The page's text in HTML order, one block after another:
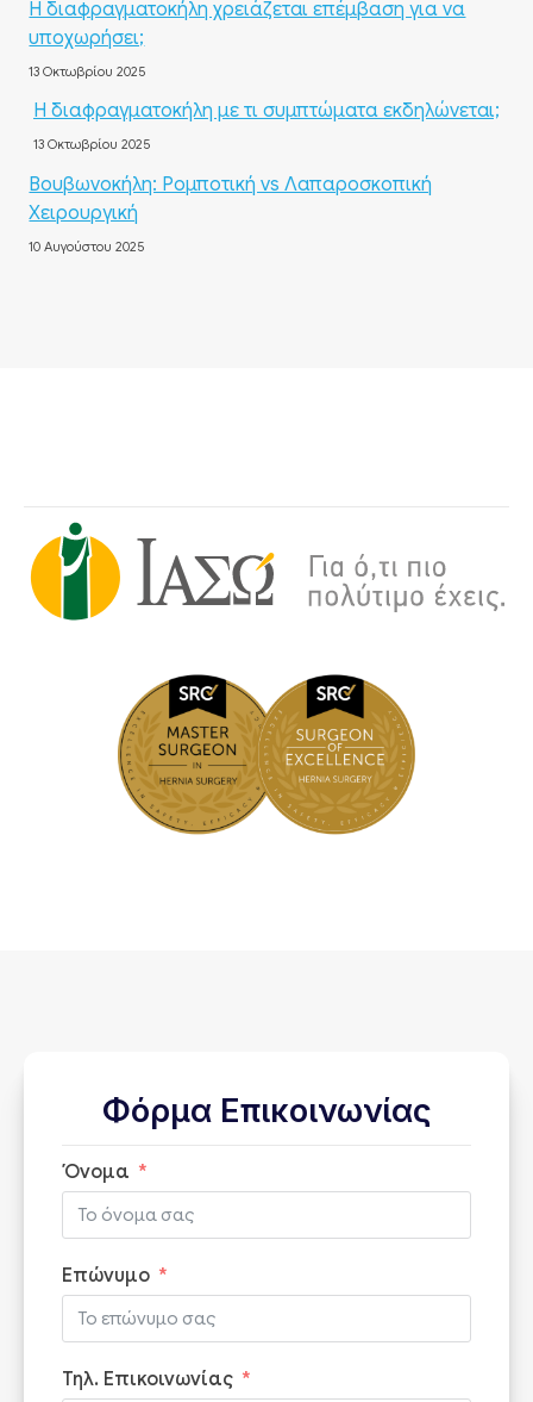
Η διαφραγματοκήλη χρειάζεται επέμβαση για να
υποχωρήσει;
13 Οκτωβρίου 2025
Η διαφραγματοκήλη με τι συμπτώματα εκδηλώνεται;
13 Οκτωβρίου 2025
Βουβωνοκήλη: Ρομποτική vs Λαπαροσκοπική
Χειρουργική
10 Αυγούστου 2025
Φόρμα Επικοινωνίας
Όνομα
Επώνυμο
Τηλ. Επικοινωνίας